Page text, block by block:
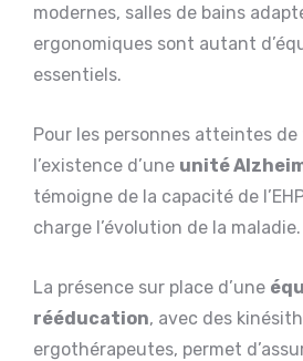
modernes, salles de bains
ergonomiques sont autant
essentiels.
Pour les personnes atteintes
l’existence d’une unité
témoigne de la capacité de
charge l’évolution de la maladie.
La présence sur place d’une
rééducation, avec des
ergothérapeutes, permet